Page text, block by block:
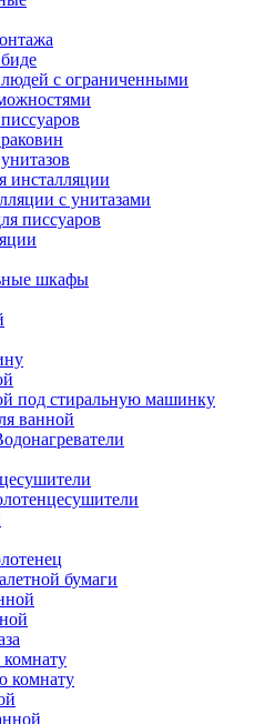
с ограниченными
инсталляции
с унитазами
писсуаров
шкафы
под стиральную машинку
ванной
бумаги
комнату